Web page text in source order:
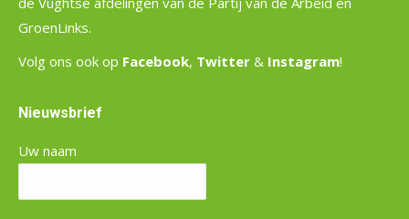
GroenLinks.
Volg ons ook op Facebook, Twitter & Instagram!
Nieuwsbrief
Uw naam